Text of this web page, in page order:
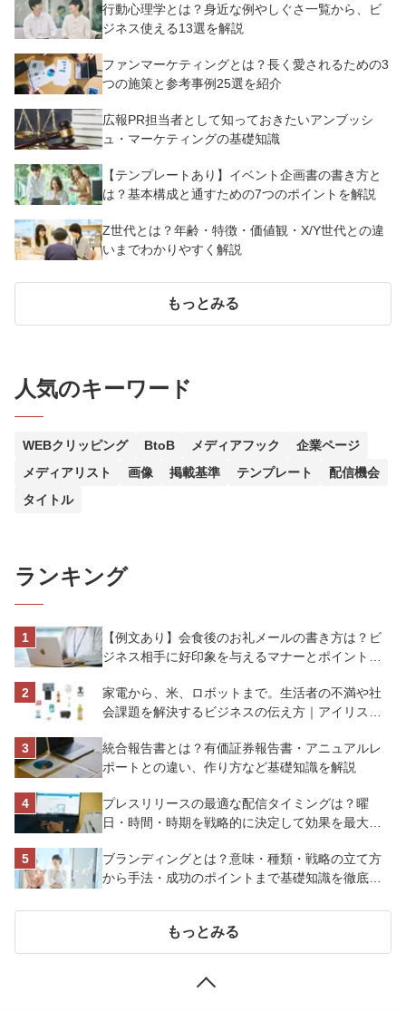
行動心理学とは？身近な例やしぐさ一覧から、ビ
ジネス使える13選を解説
ファンマーケティングとは？長く愛されるための3
つの施策と参考事例25選を紹介
広報PR担当者として知っておきたいアンブッシ
ュ・マーケティングの基礎知識
【テンプレートあり】イベント企画書の書き方と
は？基本構成と通すための7つのポイントを解説
Z世代とは？年齢・特徴・価値観・X/Y世代との違
いまでわかりやすく解説
もっとみる
人気のキーワード
WEBクリッピング BtoB メディアフック
企業ページ
メディアリスト
画像 掲載基準 テンプレート
配信機会
タイトル
ランキング
【例文あり】会食後のお礼メールの書き方は？ビ
ジネス相手に好印象を与えるマナーとポイントを
家電から、米、ロボットまで。生活者の不満や社
会課題を解決するビジネスの伝え方｜アイリスオ
統合報告書とは？有価証券報告書・アニュアルレ
ポートとの違い、作り方など基礎知識を解説
プレスリリースの最適な配信タイミングは？曜
日・時間・時期を戦略的に決定して効果を最大化
ブランディングとは？意味・種類・戦略の立て方
から手法・成功のポイントまで基礎知識を徹底解
もっとみる